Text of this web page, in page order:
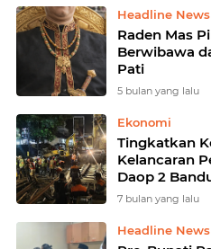
Headline News
Raden Mas
Berwibawa
Pati
5 bulan yang lalu
Ekonomi
Tingkatkan
Kelancaran
Daop 2
Penggantian
7 bulan yang lalu
Headline News